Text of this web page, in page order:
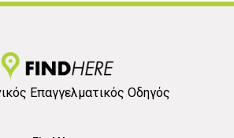
Επαγγελματικός Οδηγός